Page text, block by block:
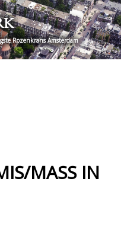
Rozenkrans Amsterdam
MASS IN